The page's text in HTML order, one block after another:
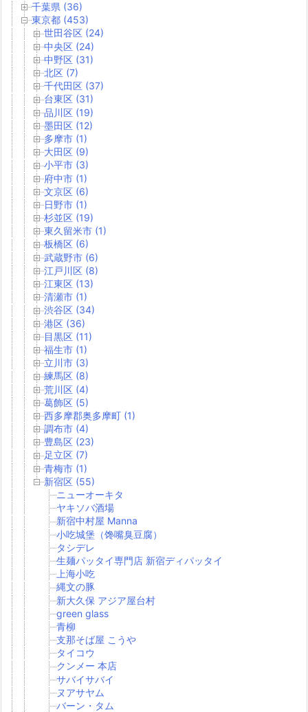
千葉県 (36)
東京都 (453)
世田谷区 (24)
中央区 (24)
中野区 (31)
北区 (7)
千代田区 (37)
台東区 (31)
品川区 (19)
墨田区 (12)
多摩市 (1)
大田区 (9)
小平市 (3)
府中市 (1)
文京区 (6)
日野市 (1)
杉並区 (19)
東久留米市 (1)
板橋区 (6)
武蔵野市 (6)
江戸川区 (8)
江東区 (13)
清瀬市 (1)
渋谷区 (34)
港区 (36)
目黒区 (11)
福生市 (1)
立川市 (3)
練馬区 (8)
荒川区 (4)
葛飾区 (5)
西多摩郡奥多摩町 (1)
調布市 (4)
豊島区 (23)
足立区 (7)
青梅市 (1)
新宿区 (55)
ニューオーキタ
ヤキソバ酒場
新宿中村屋 Manna
小吃城堡（馋嘴臭豆腐）
タシデレ
生麺パッタイ専門店 新宿ディパッタイ
上海小吃
縄文の豚
新大久保 アジア屋台村
green glass
青柳
支那そば屋 こうや
タイコウ
クンメー 本店
サバイサバイ
ヌアサヤム
バーン・タム